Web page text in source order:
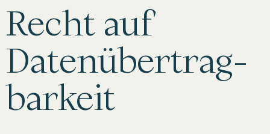
Recht auf
Daten­übertrag­
barkeit